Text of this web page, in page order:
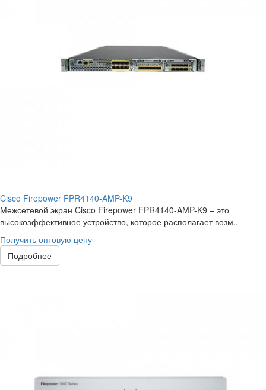
Cisco Firepower FPR4140-AMP-K9
Межсетевой экран Cisco Firepower FPR4140-AMP-K9 – это
высокоэффективное устройство, которое располагает возм..
Получить оптовую цену
Подробнее